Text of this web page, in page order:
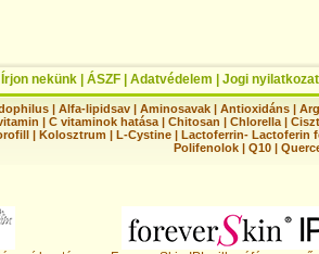
Írjon nekünk ÁSZF Adatvédelem Jogi nyilatkozat
|Alfa-lipidsav |Aminosavak |Antioxidáns |
| C vitaminok hatása | Chitosan | Chlorella |
| Kolosztrum | L-Cystine | Lactoferrin- Lactoferin
Polifenolok |Q10 |